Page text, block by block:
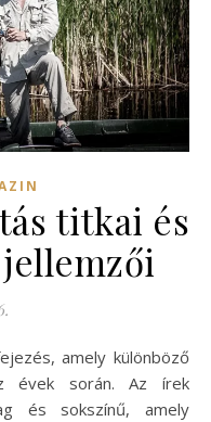
titkai és
évek során. Az írek
és sokszínű, amely